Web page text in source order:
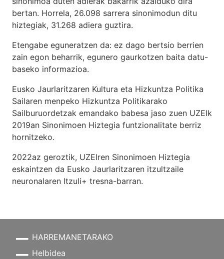
bertan. Horrela, 26.098 sarrera sinonimodun ditu
hiztegiak, 31.268 adiera guztira.
Etengabe eguneratzen da: ez dago bertsio berrien
zain egon beharrik, egunero gaurkotzen baita datu-
baseko informazioa.
Eusko Jaurlaritzaren Kultura eta Hizkuntza Politika
Sailaren menpeko Hizkuntza Politikarako
Sailburuordetzak emandako babesa jaso zuen UZEIk
2019an Sinonimoen Hiztegia funtzionalitate berriz
hornitzeko.
2022az geroztik, UZEIren Sinonimoen Hiztegia
eskaintzen da Eusko Jaurlaritzaren itzultzaile
neuronalaren Itzuli+ tresna-barran.
HARREMANETARAKO
Helbidea